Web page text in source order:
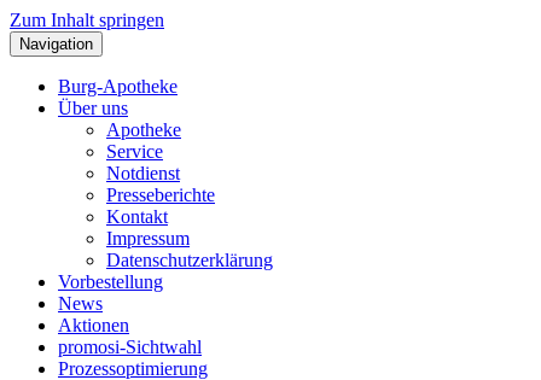
Zum Inhalt springen
Navigation
Burg-Apotheke
Über uns
Apotheke
Service
Notdienst
Presseberichte
Kontakt
Impressum
Datenschutzerklärung
Vorbestellung
News
Aktionen
promosi-Sichtwahl
Prozessoptimierung